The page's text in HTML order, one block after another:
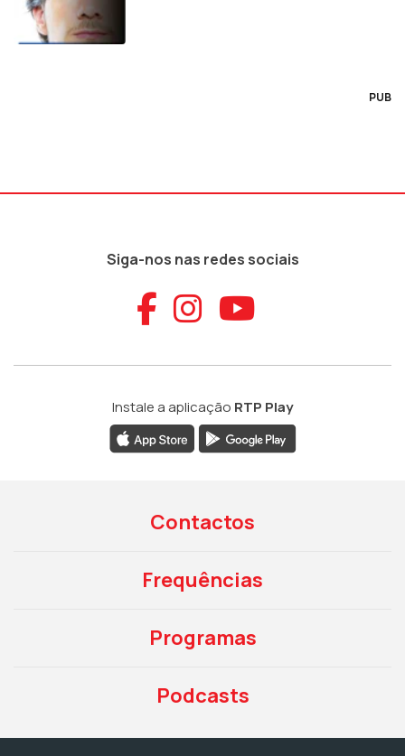
PUB
Siga-nos nas redes sociais
Aceder ao
Aceder ao
Aceder
Instale a aplicação RTP Play
Contactos
Frequências
Programas
Podcasts